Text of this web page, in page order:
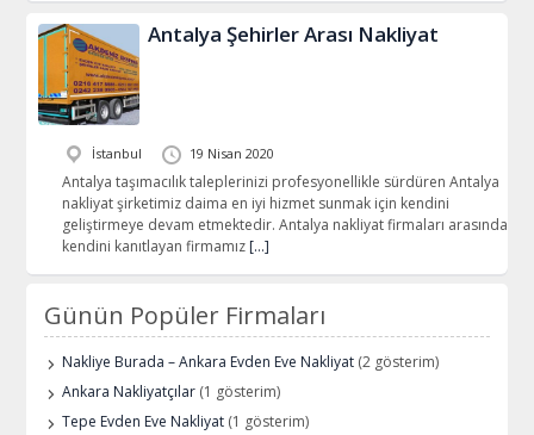
Antalya Şehirler Arası Nakliyat
İstanbul 19 Nisan 2020
Antalya taşımacılık taleplerinizi profesyonellikle sürdüren Antalya
nakliyat şirketimiz daima en iyi hizmet sunmak için kendini
geliştirmeye devam etmektedir. Antalya nakliyat firmaları arasında
kendini kanıtlayan firmamız […]
Günün Popüler Firmaları
Nakliye Burada – Ankara Evden Eve Nakliyat (2 gösterim)
Ankara Nakliyatçılar (1 gösterim)
Tepe Evden Eve Nakliyat (1 gösterim)